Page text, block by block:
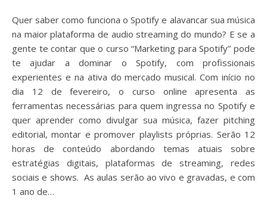
Quer saber como funciona o Spotify e alavancar sua música
na maior plataforma de audio streaming do mundo? E se a
gente te contar que o curso “Marketing para Spotify” pode
te ajudar a dominar o Spotify, com profissionais
experientes e na ativa do mercado musical. Com início no
dia 12 de fevereiro, o curso online apresenta as
ferramentas necessárias para quem ingressa no Spotify e
quer aprender como divulgar sua música, fazer pitching
editorial, montar e promover playlists próprias. Serão 12
horas de conteúdo abordando temas atuais sobre
estratégias digitais, plataformas de streaming, redes
sociais e shows. As aulas serão ao vivo e gravadas, e com
1 ano de…